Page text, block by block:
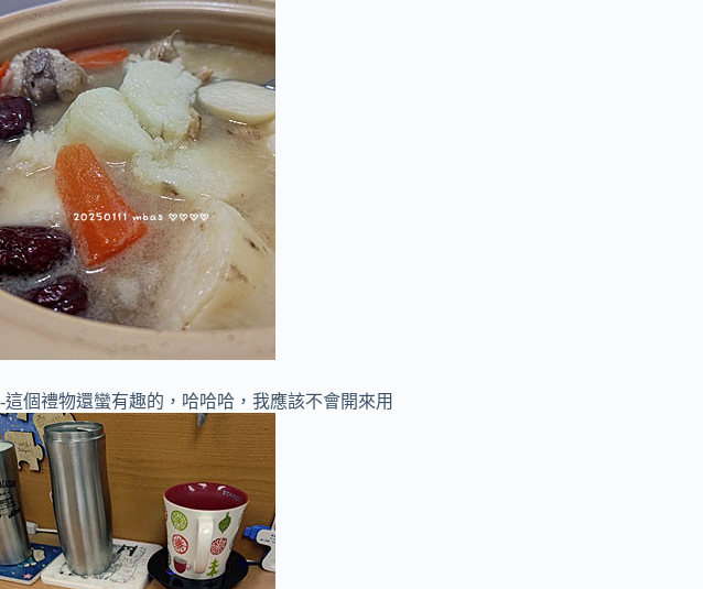
-這個禮物還蠻有趣的，哈哈哈，我應該不會開來用